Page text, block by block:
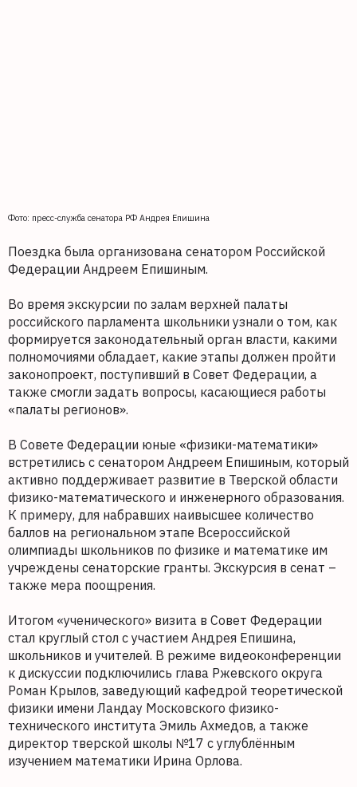
Фото: пресс-служба сенатора РФ Андрея Епишина
Поездка была организована сенатором Российской
Федерации Андреем Епишиным.
Во время экскурсии по залам верхней палаты
российского парламента школьники узнали о том, как
формируется законодательный орган власти, какими
полномочиями обладает, какие этапы должен пройти
законопроект, поступивший в Совет Федерации, а
также смогли задать вопросы, касающиеся работы
«палаты регионов».
В Совете Федерации юные «физики-математики»
встретились с сенатором Андреем Епишиным, который
активно поддерживает развитие в Тверской области
физико-математического и инженерного образования.
К примеру, для набравших наивысшее количество
баллов на региональном этапе Всероссийской
олимпиады школьников по физике и математике им
учреждены сенаторские гранты. Экскурсия в сенат –
также мера поощрения.
Итогом «ученического» визита в Совет Федерации
стал круглый стол с участием Андрея Епишина,
школьников и учителей. В режиме видеоконференции
к дискуссии подключились глава Ржевского округа
Роман Крылов, заведующий кафедрой теоретической
физики имени Ландау Московского физико-
технического института Эмиль Ахмедов, а также
директор тверской школы №17 с углублённым
изучением математики Ирина Орлова.